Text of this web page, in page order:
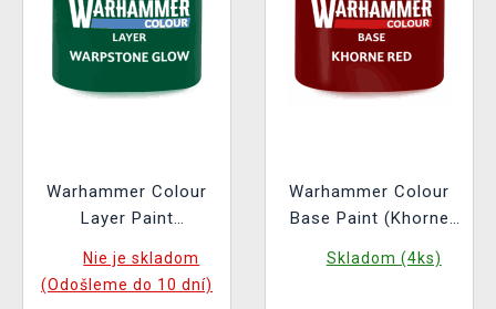
Warhammer Colour
Layer Paint
krycia farba zelená
Nie je skladom
(Odošleme do 10 dní)
Warhammer Colour
Base Paint (Khorne
červená
Skladom (4ks)